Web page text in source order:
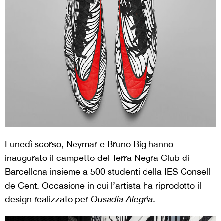
Lunedì scorso, Neymar e Bruno Big hanno
inaugurato il campetto del Terra Negra Club di
Barcellona insieme a 500 studenti della IES Consell
de Cent. Occasione in cui l’artista ha riprodotto il
design realizzato per Ousadia Alegria.